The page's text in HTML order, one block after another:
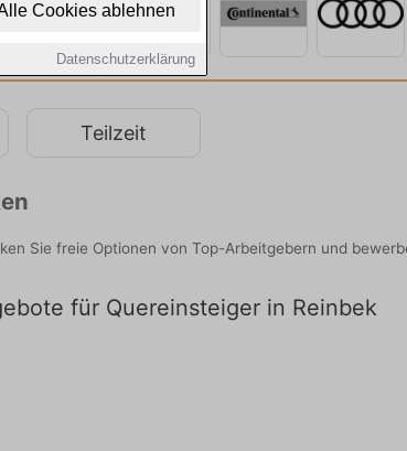
Cookies ablehnen
Datenschutzerklärung
Teilzeit
Sie freie Optionen von Top-Arbeitgebern und
für Quereinsteiger in Reinbek